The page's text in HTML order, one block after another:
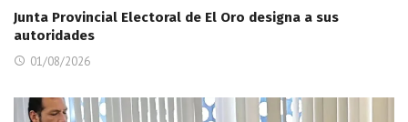
Junta Provincial Electoral de El Oro designa a sus
autoridades
01/08/2026